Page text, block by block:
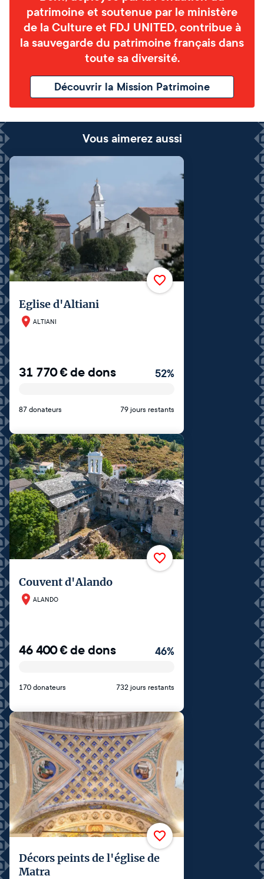
patrimoine et soutenue par le ministère
de la Culture et FDJ UNITED, contribue à
la sauvegarde du patrimoine français dans
toute sa diversité.
Découvrir la Mission Patrimoine
Vous aimerez aussi
Eglise d'Altiani
ALTIANI
31 770€de dons 52%
87 donateurs 79 jours restants
Couvent d'Alando
ALANDO
46 400€de dons 46%
170 donateurs 732 jours restants
Décors peints de l'église de
Matra